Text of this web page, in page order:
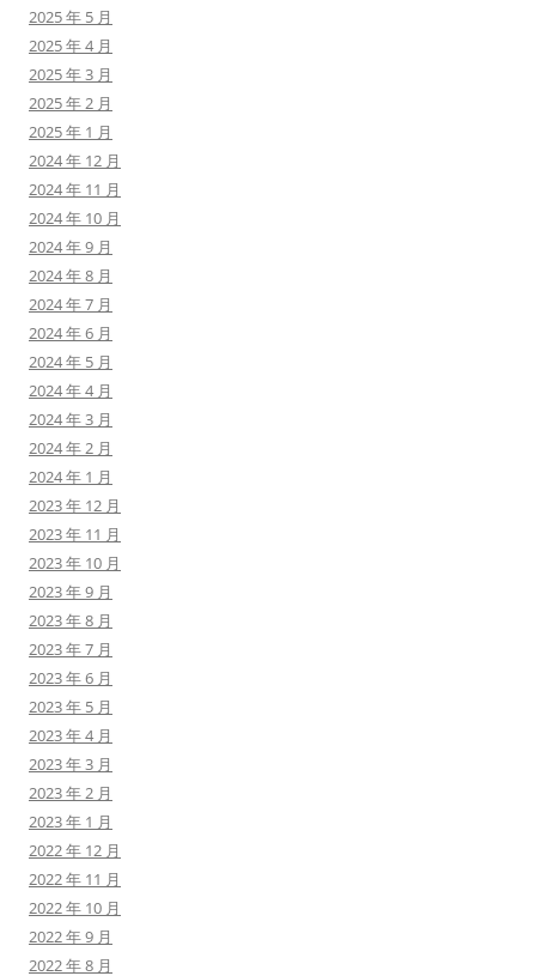
2025 年 5 月
2025 年 4 月
2025 年 3 月
2025 年 2 月
2025 年 1 月
2024 年 12 月
2024 年 11 月
2024 年 10 月
2024 年 9 月
2024 年 8 月
2024 年 7 月
2024 年 6 月
2024 年 5 月
2024 年 4 月
2024 年 3 月
2024 年 2 月
2024 年 1 月
2023 年 12 月
2023 年 11 月
2023 年 10 月
2023 年 9 月
2023 年 8 月
2023 年 7 月
2023 年 6 月
2023 年 5 月
2023 年 4 月
2023 年 3 月
2023 年 2 月
2023 年 1 月
2022 年 12 月
2022 年 11 月
2022 年 10 月
2022 年 9 月
2022 年 8 月